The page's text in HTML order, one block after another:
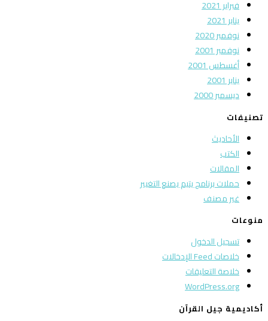
فبراير 2021
يناير 2021
نوفمبر 2020
نوفمبر 2001
أغسطس 2001
يناير 2001
ديسمبر 2000
تصنيفات
الأحاديث
الكتب
المقالات
حملات برنامج يتيم يصنع التغيير
غير مصنف
منوعات
تسجيل الدخول
خلاصات Feed الإدخالات
خلاصة التعليقات
WordPress.org
أكاديمية جيل القرآن